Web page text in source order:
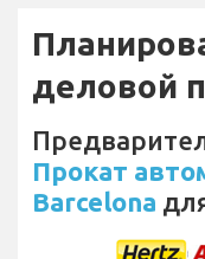
деловой
Прокат
Barcelona